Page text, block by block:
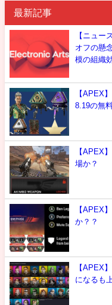
最新記事
【ニュー
オフの懸
模の組織
【APEX
8.19の無
【APEX
場か？
【APEX
か？？
【APEX
になるも